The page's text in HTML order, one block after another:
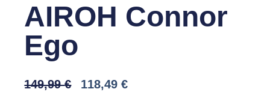
AIROH Connor
Ego
149,99€
Il
118,49€Il